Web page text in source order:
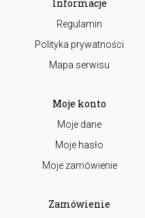
Informacje
Regulamin
Polityka prywatności
Mapa serwisu
Moje konto
Moje dane
Moje hasło
Moje zamówienie
Zamówienie